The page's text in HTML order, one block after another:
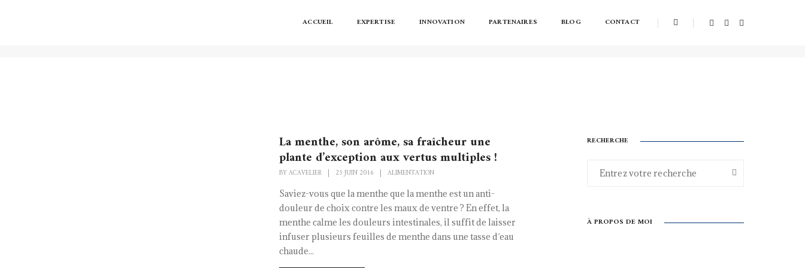
ACCUEIL EXPERTISE INNOVATION PARTENAIRES BLOG CONTACT
Home nourriture
La menthe, son arôme, sa fraîcheur une
plante d’exception aux vertus multiples !
BYACAVELIER | 25 JUIN 2016 | ALIMENTATION
Saviez-vous que la menthe que la menthe est un anti-
douleur de choix contre les maux de ventre ? En effet, la
menthe calme les douleurs intestinales, il suffit de laisser
infuser plusieurs feuilles de menthe dans une tasse d´eau
chaude...
RECHERCHE
À PROPOS DE MOI